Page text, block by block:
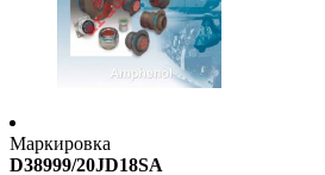
Маркировка
D38999/20JD18SA